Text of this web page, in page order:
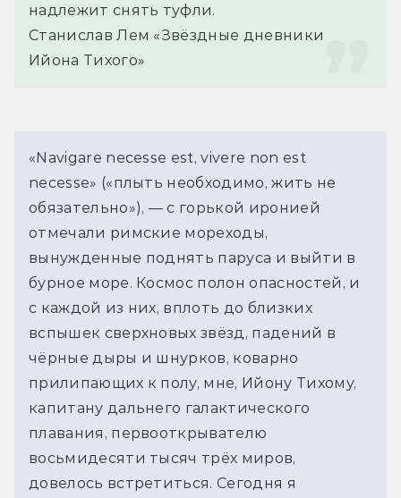
надлежит снять туфли.
Станислав Лем «Звёздные дневники
Ийона Тихого»
«Navigare necesse est, vivere non est
necesse» («плыть необходимо, жить не
обязательно»), — с горькой иронией
отмечали римские мореходы,
вынужденные поднять паруса и выйти в
бурное море. Космос полон опасностей, и
с каждой из них, вплоть до близких
вспышек сверхновых звёзд, падений в
чёрные дыры и шнурков, коварно
прилипающих к полу, мне, Ийону Тихому,
капитану дальнего галактического
плавания, первооткрывателю
восьмидесяти тысяч трёх миров,
довелось встретиться. Сегодня я